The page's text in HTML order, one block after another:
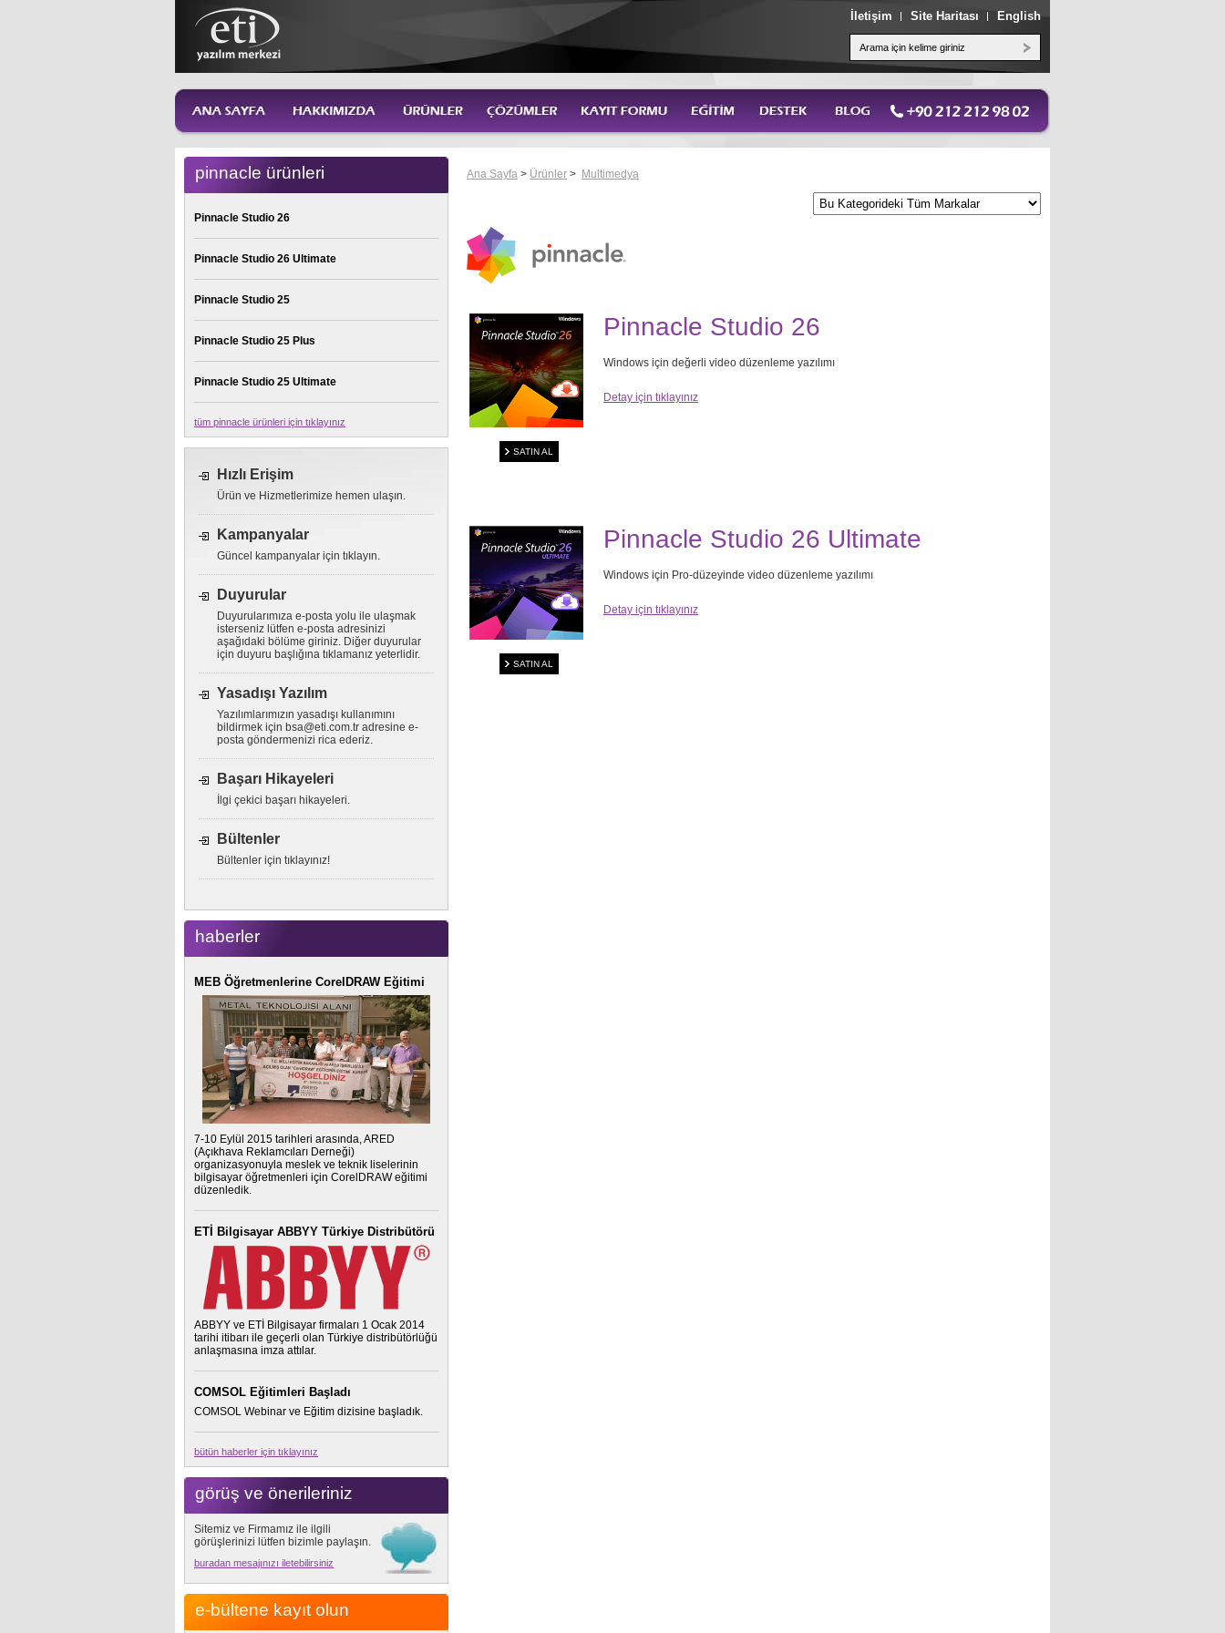
İletişim Site Haritası English
Ana Sayfa > Ürünler > Multimedya
Pinnacle Studio 26
Windows için değerli video düzenleme yazılımı
Detay için tıklayınız
SATIN AL
Pinnacle Studio 26 Ultimate
Windows için Pro-düzeyinde video düzenleme yazılımı
Detay için tıklayınız
SATIN AL
pinnacle ürünleri
Pinnacle Studio 26
Pinnacle Studio 26 Ultimate
Pinnacle Studio 25
Pinnacle Studio 25 Plus
Pinnacle Studio 25 Ultimate
tüm pinnacle ürünleri için tıklayınız
Hızlı Erişim
Ürün ve Hizmetlerimize hemen ulaşın.
Kampanyalar
Güncel kampanyalar için tıklayın.
Duyurular
Duyurularımıza e-posta yolu ile ulaşmak
isterseniz lütfen e-posta adresinizi
aşağıdaki bölüme giriniz. Diğer duyurular
için duyuru başlığına tıklamanız yeterlidir.
Yasadışı Yazılım
Yazılımlarımızın yasadışı kullanımını
bildirmek için bsa@eti.com.tr adresine e-
posta göndermenizi rica ederiz.
Başarı Hikayeleri
İlgi çekici başarı hikayeleri.
Bültenler
Bültenler için tıklayınız!
haberler
MEB Öğretmenlerine CorelDRAW Eğitimi
7-10 Eylül 2015 tarihleri arasında, ARED
(Açıkhava Reklamcıları Derneği)
organizasyonuyla meslek ve teknik liselerinin
bilgisayar öğretmenleri için CorelDRAW eğitimi
düzenledik.
ETİ Bilgisayar ABBYY Türkiye Distribütörü
ABBYY ve ETİ Bilgisayar firmaları 1 Ocak 2014
tarihi itibarı ile geçerli olan Türkiye distribütörlüğü
anlaşmasına imza attılar.
COMSOL Eğitimleri Başladı
COMSOL Webinar ve Eğitim dizisine başladık.
bütün haberler için tıklayınız
görüş ve önerileriniz
Sitemiz ve Firmamız ile ilgili
görüşlerinizi lütfen bizimle paylaşın.
buradan mesajınızı iletebilirsiniz
e-bültene kayıt olun